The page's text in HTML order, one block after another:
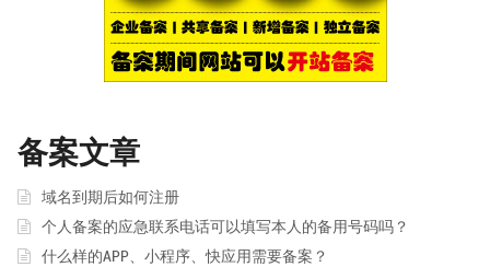
备案文章
域名到期后如何注册
个人备案的应急联系电话可以填写本人的备用号码吗？
什么样的APP、小程序、快应用需要备案？